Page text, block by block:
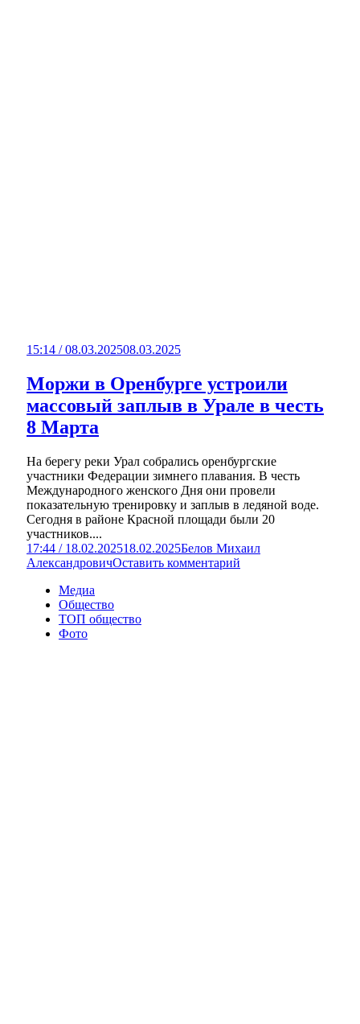
15:14 / 08.03.202508.03.2025
Моржи в Оренбурге устроили
массовый заплыв в Урале в честь
8 Марта
На берегу реки Урал собрались оренбургские
участники Федерации зимнего плавания. В честь
Международного женского Дня они провели
показательную тренировку и заплыв в ледяной воде.
Сегодня в районе Красной площади были 20
участников....
17:44 / 18.02.202518.02.2025Белов Михаил
АлександровичОставить комментарий
Медиа
Общество
ТОП общество
Фото